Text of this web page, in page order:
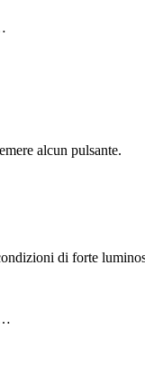
alcun pulsante.
di forte